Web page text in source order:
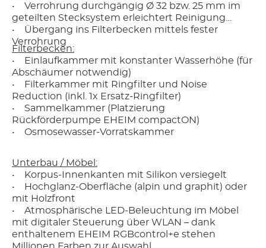
• Verrohrung durchgängig Ø 32 bzw. 25 mm im
geteilten Stecksystem erleichtert Reinigung
• Übergang ins Filterbecken mittels fester
Verrohrung
Filterbecken:
• Einlaufkammer mit konstanter Wasserhöhe (für
Abschäumer notwendig)
• Filterkammer mit Ringfilter und Noise
Reduction (inkl. 1x Ersatz-Ringfilter)
• Sammelkammer (Platzierung
Rückförderpumpe EHEIM compactON)
• Osmosewasser-Vorratskammer
Unterbau / Möbel:
• Korpus-Innenkanten mit Silikon versiegelt
• Hochglanz-Oberfläche (alpin und graphit) oder
mit Holzfront
• Atmosphärische LED-Beleuchtung im Möbel
mit digitaler Steuerung über WLAN – dank
enthaltenem EHEIM RGBcontrol+e stehen